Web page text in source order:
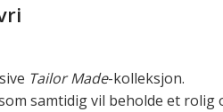
Tailor Made-kolleksjon.
samtidig vil beholde et